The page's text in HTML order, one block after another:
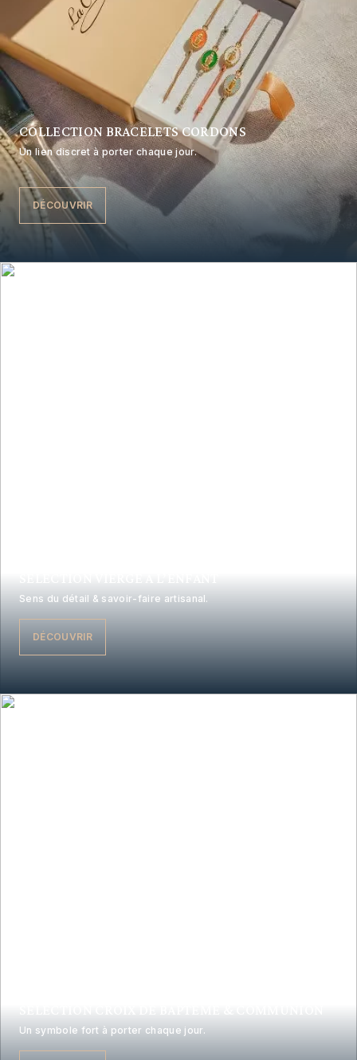
COLLECTION BRACELETS CORDONS
Un lien discret à porter chaque jour.
DÉCOUVRIR
Sens du détail & savoir-faire artisanal.
DÉCOUVRIR
Un symbole fort à porter chaque jour.